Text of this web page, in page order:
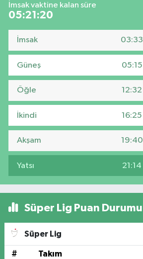
İmsak vaktine kalan süre
05:21:18
İmsak 03:33
Güneş 05:15
Öğle 12:32
İkindi 16:25
Akşam 19:40
Yatsı 21:14
Süper Lig Puan Durumu
Süper Lig
# Takım